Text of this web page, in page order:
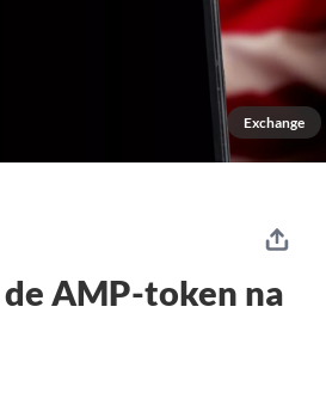
Exchange
AMP-token na